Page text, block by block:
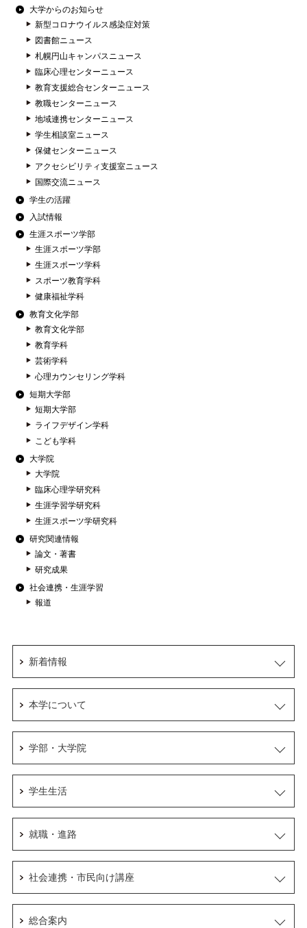
大学からのお知らせ
新型コロナウイルス感染症対策
図書館ニュース
札幌円山キャンパスニュース
臨床心理センターニュース
教育支援総合センターニュース
教職センターニュース
地域連携センターニュース
学生相談室ニュース
保健センターニュース
アクセシビリティ支援室ニュース
国際交流ニュース
学生の活躍
入試情報
生涯スポーツ学部
生涯スポーツ学部
生涯スポーツ学科
スポーツ教育学科
健康福祉学科
教育文化学部
教育文化学部
教育学科
芸術学科
心理カウンセリング学科
短期大学部
短期大学部
ライフデザイン学科
こども学科
大学院
大学院
臨床心理学研究科
生涯学習学研究科
生涯スポーツ学研究科
研究関連情報
論文・著書
研究成果
社会連携・生涯学習
報道
新着情報
本学について
学部・大学院
学生生活
就職・進路
社会連携・市民向け講座
総合案内